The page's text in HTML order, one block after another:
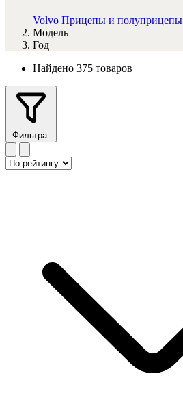
Volvo Прицепы и полуприцепы
Модель
Год
Найдено 375 товаров
Фильтра